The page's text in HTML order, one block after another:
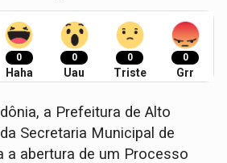
0
Haha
0
Uau
0
Triste
0
Grr
a Prefeitura de Alto
Secretaria Municipal de
a abertura de um Processo